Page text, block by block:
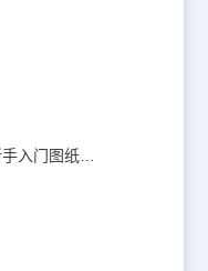
CAD机械入门图纸学习？CAD新手入门图纸练习